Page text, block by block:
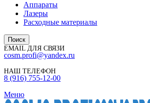
Аппараты
Лазеры
Расходные материалы
Поиск
EMAIL ДЛЯ СВЯЗИ
cosm.profi@yandex.ru
НАШ ТЕЛЕФОН
8 (916) 755-12-00
Меню